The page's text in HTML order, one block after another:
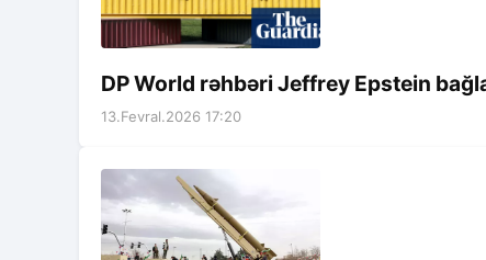
DP World rəhbəri Jeffrey Epstein
13.Fevral.2026 17:20